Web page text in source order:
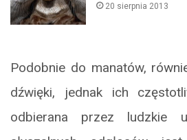
20 sierpnia 2013
Podobnie do manatów,
dźwięki, jednak ich
odbierana przez ludzkie